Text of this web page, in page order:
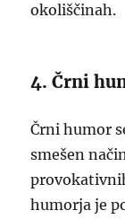
okoliščinah.
4. Črni
Črni humor
smešen
humorja je